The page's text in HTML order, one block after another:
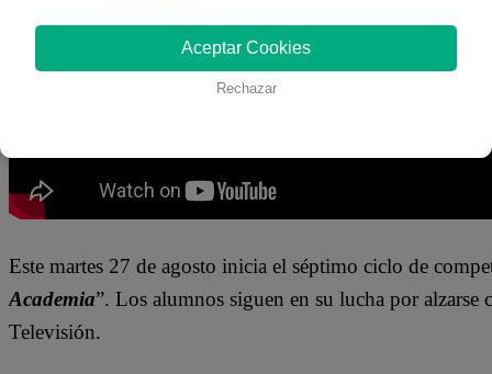
Este martes 27 de agosto inicia el séptimo ciclo de
Academia”. Los alumnos siguen en su lucha por alzarse
Televisión.
Aceptar Cookies
Rechazar